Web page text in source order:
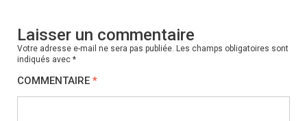
Laisser un commentaire
Votre adresse e-mail ne sera pas publiée. Les champs obligatoires sont
indiqués avec *
COMMENTAIRE *